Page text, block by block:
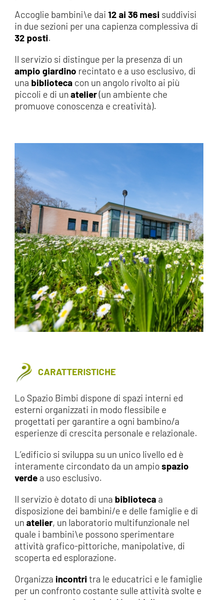
Accoglie bambini\e dai 12 ai 36 mesi suddivisi
in due sezioni per una capienza complessiva di
32 posti.
Il servizio si distingue per la presenza di un
ampio giardino recintato e a uso esclusivo, di
una bibliotecacon un angolo rivolto ai più
piccoli e di un atelier(un ambiente che
promuove conoscenza e creatività).
CARATTERISTICHE
Lo Spazio Bimbi dispone di spazi interni ed
esterni organizzati in modo flessibile e
progettati per garantire a ogni bambino/a
esperienze di crescita personale e relazionale.
L’edificio si sviluppa su un unico livello ed è
interamente circondato da un ampio spazio
verdea uso esclusivo.
Il servizio è dotato di una bibliotecaa
disposizione dei bambini/e e delle famiglie e di
un atelier, un laboratorio multifunzionale nel
quale i bambini\e possono sperimentare
attività grafico-pittoriche, manipolative, di
scoperta ed esplorazione.
Organizza incontri tra le educatrici e le famiglie
per un confronto costante sulle attività svolte e